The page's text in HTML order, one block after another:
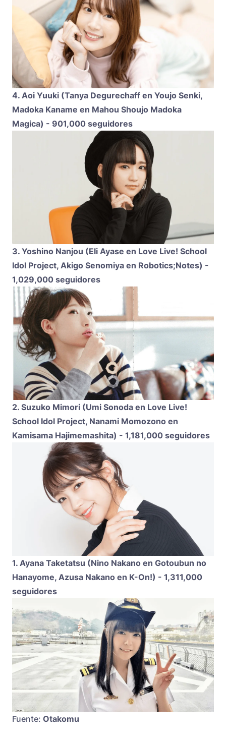
4. Aoi Yuuki (Tanya Degurechaff en Youjo Senki,
Madoka Kaname en Mahou Shoujo Madoka
Magica) - 901,000 seguidores
3. Yoshino Nanjou (Eli Ayase en Love Live! School
Idol Project, Akigo Senomiya en Robotics;Notes) -
1,029,000 seguidores
2. Suzuko Mimori (Umi Sonoda en Love Live!
School Idol Project, Nanami Momozono en
Kamisama Hajimemashita) - 1,181,000 seguidores
1. Ayana Taketatsu (Nino Nakano en Gotoubun no
Hanayome, Azusa Nakano en K-On!) - 1,311,000
seguidores
Fuente: Otakomu